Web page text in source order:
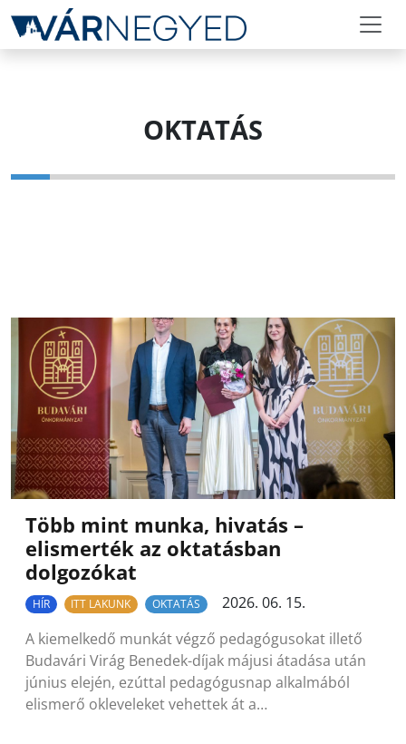
OKTATÁS
Több mint munka, hivatás –
elismerték az oktatásban
dolgozókat
HÍR ITT LAKUNK OKTATÁS
2026. 06. 15.
A kiemelkedő munkát végző pedagógusokat illető
Budavári Virág Benedek-díjak májusi átadása után
június elején, ezúttal pedagógusnap alkalmából
elismerő okleveleket vehettek át a…